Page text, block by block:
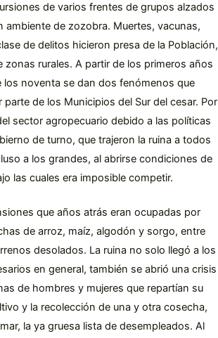
de varios frentes de grupos alzados
ambiente de zozobra. Muertes, vacunas,
de delitos hicieron presa de la Población,
zonas rurales. A partir de los primeros años
los noventa se dan dos fenómenos que
de los Municipios del Sur del cesar. Por
sector agropecuario debido a las políticas
de turno, que trajeron la ruina a todos
a los grandes, al abrirse condiciones de
las cuales era imposible competir.
que años atrás eran ocupadas por
de arroz, maíz, algodón y sorgo, entre
desolados. La ruina no solo llegó a los
en general, también se abrió una crisis
de hombres y mujeres que repartían su
y la recolección de una y otra cosecha,
la ya gruesa lista de desempleados. Al